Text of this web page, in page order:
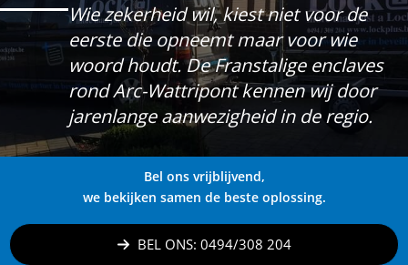
Wie zekerheid wil, kiest niet voor de
eerste die opneemt maar voor wie
woord houdt. De Franstalige enclaves
rond Arc-Wattripont kennen wij door
jarenlange aanwezigheid in de regio.
Bel ons vrijblijvend,
we bekijken samen de beste oplossing.
BEL ONS: 0494/308 204